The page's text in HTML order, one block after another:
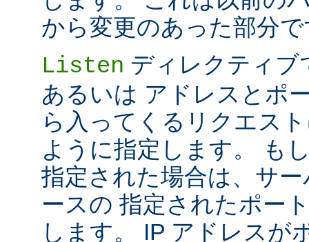
から変更のあった部分
Listen ディレクティブ
あるいは アドレスとポ
ら入ってくるリクエス
ように指定します。 も
指定された場合は、サ
ースの 指定されたポー
します。 IP アドレスが